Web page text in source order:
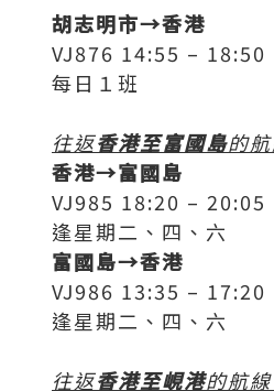
胡志明市→香港
VJ876 14:55 – 18:50
每日１班
往返香港至富國島的
香港→富國島
VJ985 18:20 – 20:05
逢星期二、四、六
富國島→香港
VJ986 13:35 – 17:20
逢星期二、四、六
往返香港至峴港的航